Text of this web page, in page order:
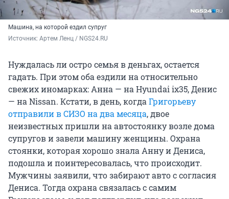
Машина, на которой ездил супруг
Источник: Артем Ленц / NGS24.RU
Нуждалась ли остро семья в деньгах, остается
гадать. При этом оба ездили на относительно
свежих иномарках: Анна — на Hyundai ix35, Денис
— на Nissan. Кстати, в день, когда Григорьеву
отправили в СИЗО на два месяца, двое
неизвестных пришли на автостоянку возле дома
супругов и завели машину женщины. Охрана
стоянки, которая хорошо знала Анну и Дениса,
подошла и поинтересовалась, что происходит.
Мужчины заявили, что забирают авто с согласия
Дениса. Тогда охрана связалась с самим